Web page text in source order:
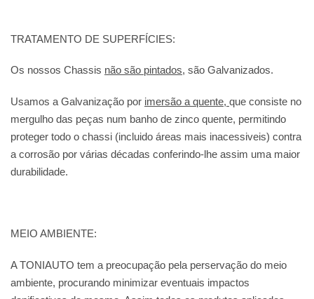
TRATAMENTO DE SUPERFÍCIES:
Os nossos Chassis não são pintados, são Galvanizados.
Usamos a Galvanização por imersão a quente, que consiste no
mergulho das peças num banho de zinco quente, permitindo
proteger todo o chassi (incluido áreas mais inacessiveis) contra
a corrosão por várias décadas conferindo-lhe assim uma maior
durabilidade.
MEIO AMBIENTE:
A TONIAUTO tem a preocupação pela perservação do meio
ambiente, procurando minimizar eventuais impactos